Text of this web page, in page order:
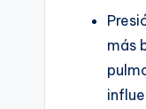
más